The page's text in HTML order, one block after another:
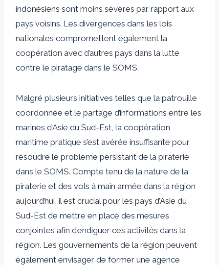
indonésiens sont moins sévères par rapport aux
pays voisins. Les divergences dans les lois
nationales compromettent également la
coopération avec d’autres pays dans la lutte
contre le piratage dans le SOMS.
Malgré plusieurs initiatives telles que la patrouille
coordonnée et le partage d’informations entre les
marines d’Asie du Sud-Est, la coopération
maritime pratique s’est avérée insuffisante pour
résoudre le problème persistant de la piraterie
dans le SOMS. Compte tenu de la nature de la
piraterie et des vols à main armée dans la région
aujourd’hui, il est crucial pour les pays d’Asie du
Sud-Est de mettre en place des mesures
conjointes afin d’endiguer ces activités dans la
région. Les gouvernements de la région peuvent
également envisager de former une agence